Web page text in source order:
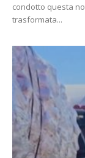
condotto questa
trasformata...